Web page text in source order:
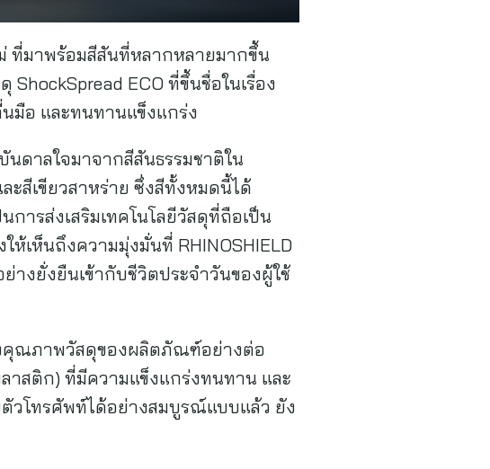
ที่มาพร้อมสีสันที่หลากหลายมากขึ้น
ECO ที่ขึ้นชื่อในเรื่อง
มือ และทนทานแข็งแกร่ง
ดาลใจมาจากสีสันธรรมชาติใน
ะสีเขียวสาหร่าย ซึ่งสีทั้งหมดนี้ได้
ารส่งเสริมเทคโนโลยีวัสดุที่ถือเป็น
เห็นถึงความมุ่งมั่นที่ RHINOSHIELD
างยั่งยืนเข้ากับชีวิตประจำวันของผู้ใช้
งคุณภาพวัสดุของผลิตภัณฑ์อย่างต่อ
าสติก) ที่มีความแข็งแกร่งทนทาน และ
วโทรศัพท์ได้อย่างสมบูรณ์แบบแล้ว ยัง